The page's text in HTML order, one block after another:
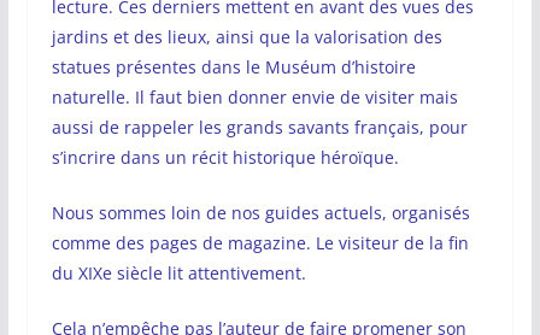
lecture. Ces derniers mettent en avant des vues des
jardins et des lieux, ainsi que la valorisation des
statues présentes dans le Muséum d’histoire
naturelle. Il faut bien donner envie de visiter mais
aussi de rappeler les grands savants français, pour
s’incrire dans un récit historique héroïque.
Nous sommes loin de nos guides actuels, organisés
comme des pages de magazine. Le visiteur de la fin
du XIXe siècle lit attentivement.
Cela n’empêche pas l’auteur de faire promener son